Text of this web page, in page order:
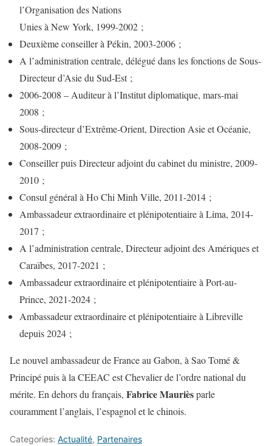
l’Organisation des Nations
Unies à New York, 1999-2002 ;
Deuxième conseiller à Pékin, 2003-2006 ;
A l’administration centrale, délégué dans les fonctions de Sous-
Directeur d’Asie du Sud-Est ;
2006-2008 – Auditeur à l’Institut diplomatique, mars-mai
2008 ;
Sous-directeur d’Extrême-Orient, Direction Asie et Océanie,
2008-2009 ;
Conseiller puis Directeur adjoint du cabinet du ministre, 2009-
2010 ;
Consul général à Ho Chi Minh Ville, 2011-2014 ;
Ambassadeur extraordinaire et plénipotentiaire à Lima, 2014-
2017 ;
A l’administration centrale, Directeur adjoint des Amériques et
Caraïbes, 2017-2021 ;
Ambassadeur extraordinaire et plénipotentiaire à Port-au-
Prince, 2021-2024 ;
Ambassadeur extraordinaire et plénipotentiaire à Libreville
depuis 2024 ;
Le nouvel ambassadeur de France au Gabon, à Sao Tomé &
Principé puis à la CEEAC est Chevalier de l’ordre national du
mérite. En dehors du français, Fabrice Maurièsparle
couramment l’anglais, l’espagnol et le chinois.
Categories: Actualité, Partenaires